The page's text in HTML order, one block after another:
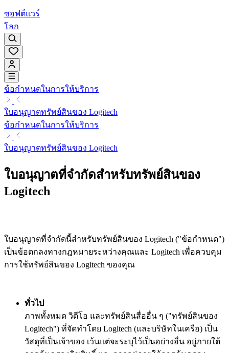
ซอฟต์แวร์
โลก
ข้อกำหนดในการให้บริการ
ใบอนุญาตทรัพย์สินของ Logitech
ข้อกำหนดในการให้บริการ
ใบอนุญาตทรัพย์สินของ Logitech
ใบอนุญาตที่จำกัดสำหรับทรัพย์สินของ
Logitech
ใบอนุญาตที่จำกัดนี้สำหรับทรัพย์สินของ Logitech ("ข้อกำหนด")
เป็นข้อตกลงทางกฎหมายระหว่างคุณและ Logitech เพื่อควบคุม
การใช้ทรัพย์สินของ Logitech ของคุณ
ทั่วไป
ภาพทั้งหมด วิดีโอ และทรัพย์สินสื่ออื่น ๆ ("ทรัพย์สินของ
Logitech") ที่จัดทำโดย Logitech (และบริษัทในเครือ) เป็น
วัสดุที่เป็นเจ้าของ เว้นแต่จะระบุไว้เป็นอย่างอื่น อยู่ภายใต้